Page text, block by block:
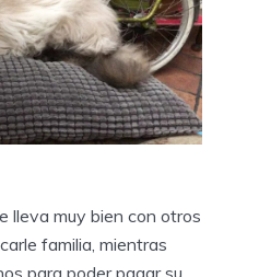
lleva muy bien con otros
familia, mientras
para poder pagar su